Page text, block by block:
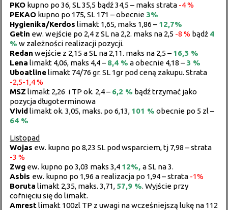
PKO kupno po 36, SL 35,5 bądź 34,5 – maks strata -4 %
PEKAO kupno po 175, SL 171 – obecnie3%
Hygienika/Kerdos limakt 1,65, maks 1,86 – 12,7%
Getin ew. wejście po 2,4 z SL na 2,2. maks na 2,5 -8 % bądź 4
% w zależności realizacji pozycji.
Redan wejście z 2,15 a SL na 2,11. maks na 2,5 – 16,3 %
Lena limakt 4,06, maks 4,4 – 8,4 % a obecnie 4,18 –3 %
Uboatlinelimakt 74/76 gr. SL 1gr pod ceną zakupu. Strata
-2,5-1,4 %
MSZ limakt 2,26 i TP ok. 2,4 – 6,2 % bądź trzymać jako
pozycja długoterminowa
Vividlimakt ok. 3,05, maks. po 6,13, 101 % obecnie po 5 zl –
64 %
Listopad
Wojas ew. kupno po 8,23 SL pod wsparciem, tj 7,98 – strata
-3 %
Zwg ew. kupno po 3,03 maks 3,4 12%,a SL na 3.
Asbis ew. kupno po 1,96 a realizacja po 1,94 – strata -1%
Boruta limakt 2,35, maks. 3,71, 57,9 %. Wyjście przy
cofnięciu się do limakt.
Amrestlimakt 100zl TP z uwagi na wcześniejszą lukę na 112